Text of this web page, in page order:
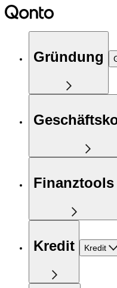
Gründung
Finanztools
Kredit Kredit